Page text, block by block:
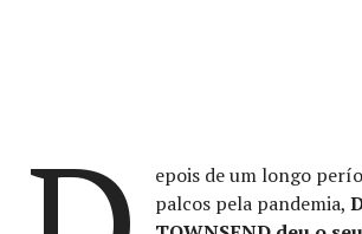
epois de um longo
palcos pela pandemia,